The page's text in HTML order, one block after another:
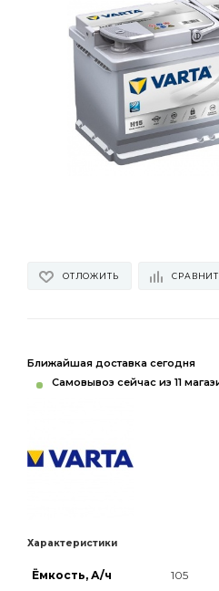
ОТЛОЖИТЬ
Ближайшая доставка сегодня
Самовывоз сейчас из 11
Характеристики
Ёмкость, А/ч 105